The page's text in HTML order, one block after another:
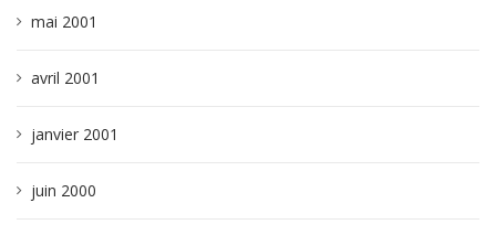
mai 2001
avril 2001
janvier 2001
juin 2000